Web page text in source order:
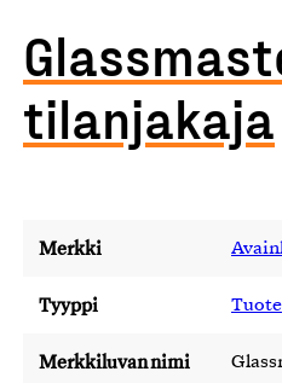
tilanjakaja
Merkki
Tyyppi Tuote
Merkkiluvan nimi